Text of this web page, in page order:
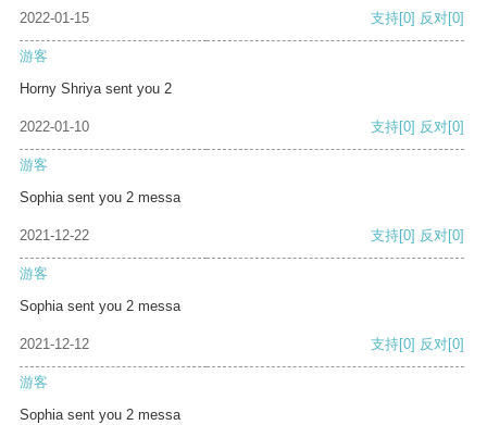
2022-01-15 支持[0] 反对[0]
游客
Horny Shriya sent you 2
2022-01-10 支持[0] 反对[0]
游客
Sophia sent you 2 messa
2021-12-22 支持[0] 反对[0]
游客
Sophia sent you 2 messa
2021-12-12 支持[0] 反对[0]
游客
Sophia sent you 2 messa